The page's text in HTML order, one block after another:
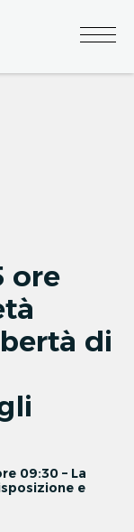
ore
di
09:30 – La
e